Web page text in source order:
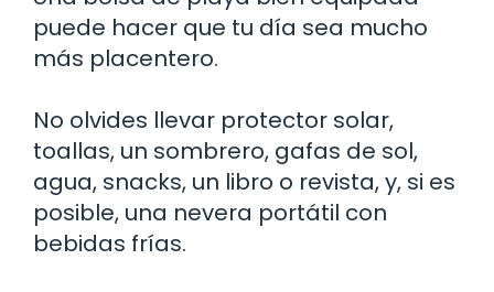
puede hacer que tu día sea mucho
más placentero.
No olvides llevar protector solar,
toallas, un sombrero, gafas de sol,
agua, snacks, un libro o revista, y, si es
posible, una nevera portátil con
bebidas frías.